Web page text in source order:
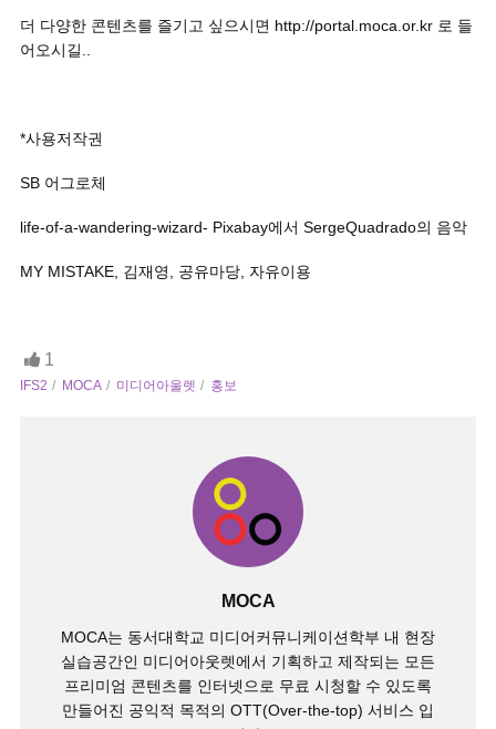
더 다양한 콘텐츠를 즐기고 싶으시면 http://portal.moca.or.kr 로 들
어오시길..
*사용저작권
SB 어그로체
life-of-a-wandering-wizard- Pixabay에서 SergeQuadrado의 음악
MY MISTAKE, 김재영, 공유마당, 자유이용
1
IFS2 MOCA 미디어아울렛 홍보
MOCA
MOCA는 동서대학교 미디어커뮤니케이션학부 내 현장
실습공간인 미디어아웃렛에서 기획하고 제작되는 모든
프리미엄 콘텐츠를 인터넷으로 무료 시청할 수 있도록
만들어진 공익적 목적의 OTT(Over-the-top) 서비스 입